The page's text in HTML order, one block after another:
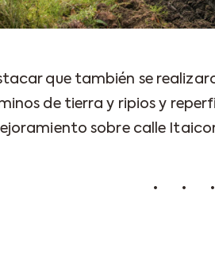
que también se
de tierra y ripios y
sobre calle